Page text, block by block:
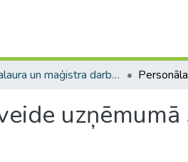
Bakalaura un maģistra darbi (ESZF) / Bachelor's and Master's theses